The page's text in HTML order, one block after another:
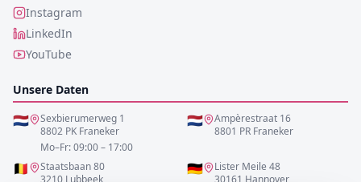
Instagram
LinkedIn
YouTube
Unsere Daten
🇳🇱
Sexbierumerweg 1
8802 PK Franeker
Mo–Fr: 09:00 – 17:00
🇳🇱
Ampèrestraat 16
8801 PR Franeker
🇧🇪
Staatsbaan 80
3210 Lubbeek
🇩🇪
Lister Meile 48
30161 Hannover